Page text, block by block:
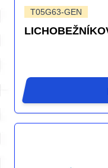
T05G63-GEN